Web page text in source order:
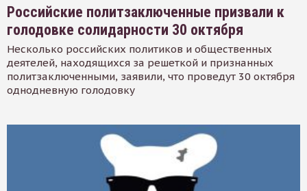
Российские политзаключенные призвали к
голодовке солидарности 30 октября
Несколько российских политиков и общественных
деятелей, находящихся за решеткой и признанных
политзаключенными, заявили, что проведут 30 октября
однодневную голодовку